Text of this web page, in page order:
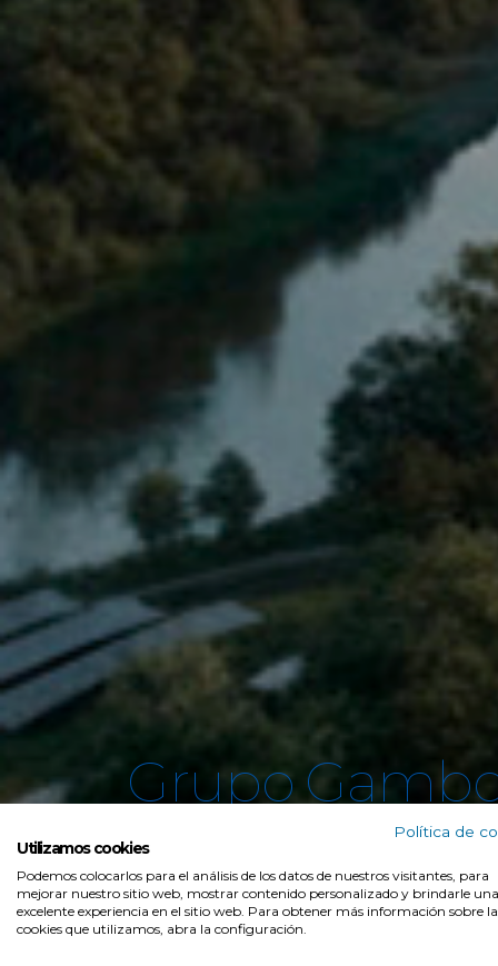
Grupo
Tu red de
Madrid
Política de
Utilizamos cookies
Podemos colocarlos para el análisis de los datos de nuestros visitantes, para
mejorar nuestro sitio web, mostrar contenido personalizado y brindarle una
excelente experiencia en el sitio web. Para obtener más información sobre
cookies que utilizamos, abra la configuración.